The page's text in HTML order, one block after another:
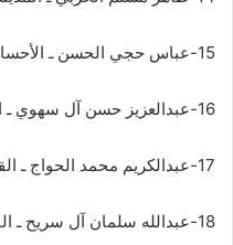
15-عباس حجي الحسن ـ الأحساء
16-عبدالعزيز حسن آل سهوي ـ القطيف
17-عبدالكريم محمد الحواج ـ القطيف
18-عبدالله سلمان آل سريح ـ القطيف